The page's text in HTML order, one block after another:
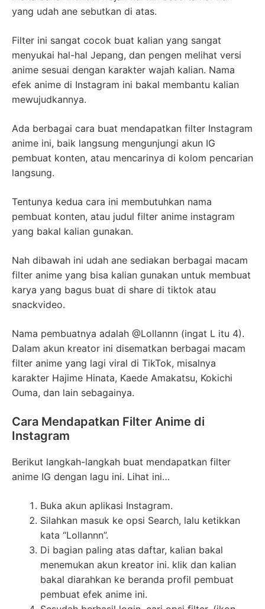
yang udah ane sebutkan di atas.
Filter ini sangat cocok buat kalian yang sangat
menyukai hal-hal Jepang, dan pengen melihat versi
anime sesuai dengan karakter wajah kalian. Nama
efek anime di Instagram ini bakal membantu kalian
mewujudkannya.
Ada berbagai cara buat mendapatkan filter Instagram
anime ini, baik langsung mengunjungi akun IG
pembuat konten, atau mencarinya di kolom pencarian
langsung.
Tentunya kedua cara ini membutuhkan nama
pembuat konten, atau judul filter anime instagram
yang bakal kalian gunakan.
Nah dibawah ini udah ane sediakan berbagai macam
filter anime yang bisa kalian gunakan untuk membuat
karya yang bagus buat di share di tiktok atau
snackvideo.
Nama pembuatnya adalah @Lollannn (ingat L itu 4).
Dalam akun kreator ini disematkan berbagai macam
filter anime yang lagi viral di TikTok, misalnya
karakter Hajime Hinata, Kaede Amakatsu, Kokichi
Ouma, dan lain sebagainya.
Cara Mendapatkan Filter Anime di
Instagram
Berikut langkah-langkah buat mendapatkan filter
anime IG dengan lagu ini. Lihat ini…
Buka akun aplikasi Instagram.
Silahkan masuk ke opsi Search, lalu ketikkan
kata “Lollannn”.
Di bagian paling atas daftar, kalian bakal
menemukan akun kreator ini. klik dan kalian
bakal diarahkan ke beranda profil pembuat
pembuat efek anime ini.